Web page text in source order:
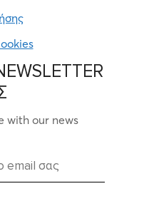
with our news